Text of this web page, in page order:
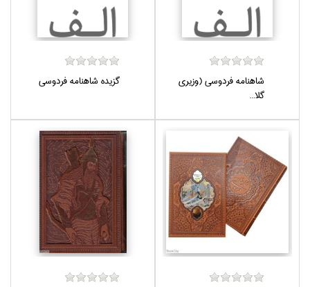
شاهنامه فردوسي (وزيري
گلا...
گزيده شاهنامه فردوسي